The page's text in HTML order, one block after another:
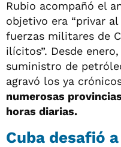
Rubio acompañó el
objetivo era “privar
fuerzas militares de
ilícitos”. Desde
suministro de
agravó los ya
numerosas
horas diarias.
Cuba desafió